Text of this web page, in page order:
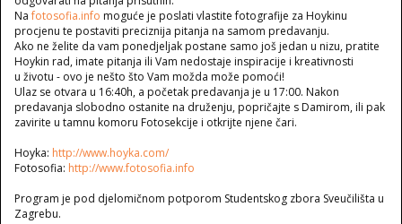
Nafotosofia.info moguće je poslati vlastite fotografije za Hoykinu
procjenu te postaviti preciznija pitanja na samom predavanju.
Ako ne želite da vam ponedjeljak postane samo još jedan u nizu, pratite
Hoykin rad, imate pitanja ili Vam nedostaje inspiracije i kreativnosti
u životu - ovo je nešto što Vam možda može pomoći!
Ulaz se otvara u 16:40h, a početak predavanja je u 17:00. Nakon
predavanja slobodno ostanite na druženju, popričajte s Damirom, ili pak
zavirite u tamnu komoru Fotosekcije i otkrijte njene čari.
Hoyka: http://www.hoyka.com/
Fotosofia: http://www.fotosofia.info
Program je pod djelomičnom potporom Studentskog zbora Sveučilišta u
Zagrebu.